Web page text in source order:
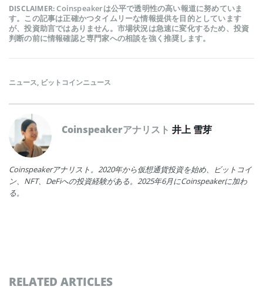
DISCLAIMER:Coinspeakerは公平で透明性の高い報道に努めていま
す。この記事は正確かつタイムリーな情報提供を目的としています
が、投資助言ではありません。市場状況は急速に変化するため、投資
判断の前に情報確認と専門家への相談を強く推奨します。
ニュース, ビットコインニュース
Coinspeakerアナリスト 井上 雪芽
Coinspeakerアナリスト。2020年から仮想通貨投資を始め、ビットコイ
ン、NFT、DeFiへの投資経験がある。2025年6月にCoinspeakerに加わ
る。
RELATED ARTICLES